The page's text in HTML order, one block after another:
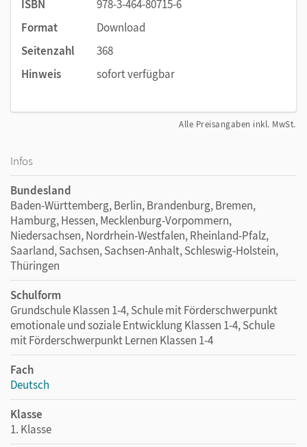
ISBN
978-3-464-80715-6
Format
Download
Seitenzahl
368
Hinweis
sofort verfügbar
Alle Preisangaben inkl. MwSt.
Infos
Bundesland
Baden-Württemberg, Berlin, Brandenburg, Bremen,
Hamburg, Hessen, Mecklenburg-Vorpommern,
Niedersachsen, Nordrhein-Westfalen, Rheinland-Pfalz,
Saarland, Sachsen, Sachsen-Anhalt, Schleswig-Holstein,
Thüringen
Schulform
Grundschule Klassen 1-4, Schule mit Förderschwerpunkt
emotionale und soziale Entwicklung Klassen 1-4, Schule
mit Förderschwerpunkt Lernen Klassen 1-4
Fach
Deutsch
Klasse
1. Klasse